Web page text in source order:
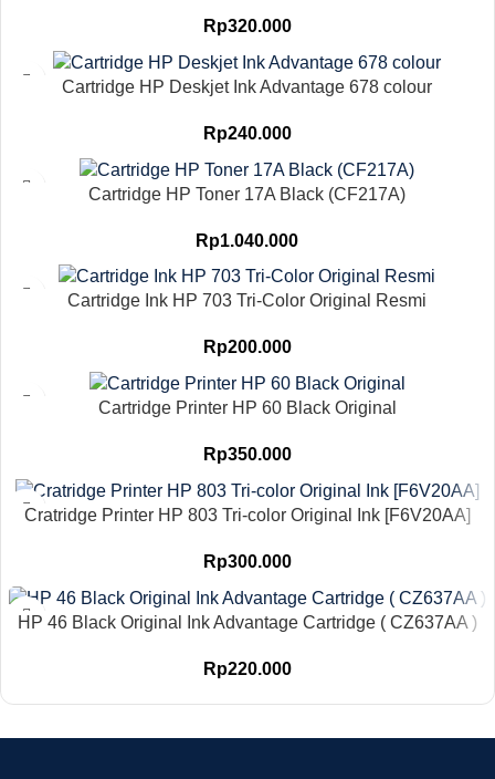
Rp320.000
Cartridge HP Deskjet Ink Advantage 678 colour
Rp240.000
Cartridge HP Toner 17A Black (CF217A)
Rp1.040.000
Cartridge Ink HP 703 Tri-Color Original Resmi
Rp200.000
Cartridge Printer HP 60 Black Original
Rp350.000
Cratridge Printer HP 803 Tri-color Original Ink [F6V20AA]
Rp300.000
HP 46 Black Original Ink Advantage Cartridge ( CZ637AA )
Rp220.000